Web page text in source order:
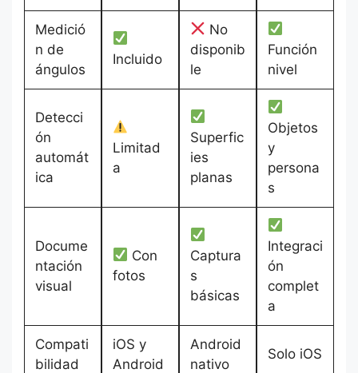
Medició
n de
ángulos
Incluido
No
disponib
le
Función
nivel
Detecci
ón
automát
ica
Limitad
a
Superfic
ies
planas
Objetos
y
persona
s
Docume
ntación
visual
Con
fotos
Captura
s
básicas
Integraci
ón
complet
a
Compati
bilidad
iOS y
Android
Android
nativo
Solo iOS